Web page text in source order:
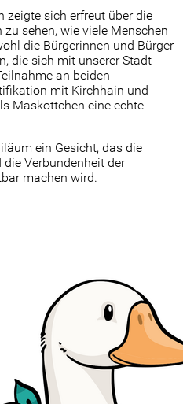
zeigte sich erfreut über die
zu sehen, wie viele Menschen
die Bürgerinnen und Bürger
die sich mit unserer Stadt
an beiden
mit Kirchhain und
Maskottchen eine echte
ein Gesicht, das die
Verbundenheit der
machen wird.